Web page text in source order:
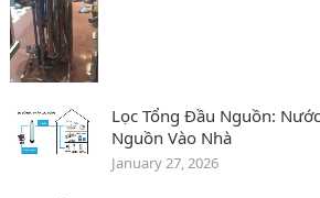
Lọc Tổng Đầu Nguồn:
Nguồn Vào Nhà
January 27, 2026